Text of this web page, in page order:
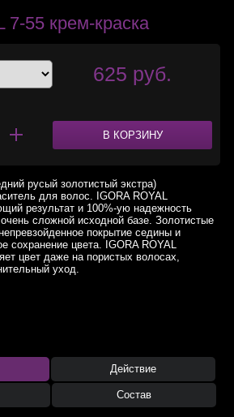
7-55 крем-краска
625 руб.
В КОРЗИНУ
русый золотистый экстра)
для волос. IGORA ROYAL
результат и 100%-ую надежность
сложной исходной базе. Золотистые
покрытие седины и
сохранение цвета. IGORA ROYAL
цвет даже на пористых волосах,
уход.
Действие
Состав